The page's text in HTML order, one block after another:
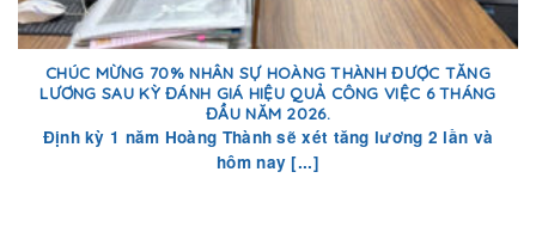
CHÚC MỪNG 70% NHÂN SỰ HOÀNG THÀNH ĐƯỢC TĂNG
LƯƠNG SAU KỲ ĐÁNH GIÁ HIỆU QUẢ CÔNG VIỆC 6 THÁNG
ĐẦU NĂM 2026.
Định kỳ 1 năm Hoàng Thành sẽ xét tăng lương 2 lần và
hôm nay [...]